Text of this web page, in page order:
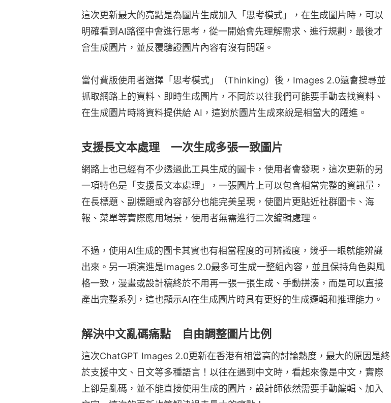
這次更新最大的亮點是為圖片生成加入「思考模式」，在生成圖片時，可以
明確看到AI路徑中會進行思考，從一開始會先理解需求、進行規劃，最後才
會生成圖片，並反覆驗證圖片內容有沒有問題。
當付費版使用者選擇「思考模式」（Thinking）後，Images 2.0還會搜尋並
抓取網路上的資料、即時生成圖片，不同於以往我們可能要手動去找資料、
在生成圖片時將資料提供給 AI，這對於圖片生成來說是相當大的躍進。
支援長文本處理 一次生成多張一致圖片
網路上也已經有不少透過此工具生成的圖卡，使用者會發現，這次更新的另
一項特色是「支援長文本處理」，一張圖片上可以包含相當完整的資訊量，
在長標題、副標題或內容部分也能完美呈現，使圖片更貼近社群圖卡、海
報、菜單等實際應用場景，使用者無需進行二次編輯處理。
不過，使用AI生成的圖卡其實也有相當程度的可辨識度，幾乎一眼就能辨識
出來。另一項演進是Images 2.0最多可生成一整組內容，並且保持角色與風
格一致，漫畫或設計稿終於不用再一張一張生成、手動拼湊，而是可以直接
產出完整系列，這也顯示AI在生成圖片時具有更好的生成邏輯和推理能力。
解決中文亂碼痛點 自由調整圖片比例
這次ChatGPT Images 2.0更新在香港有相當高的討論熱度，最大的原因是終
於支援中文、日文等多種語言！以往在遇到中文時，看起來像是中文，實際
上卻是亂碼，並不能直接使用生成的圖片，設計師依然需要手動編輯、加入